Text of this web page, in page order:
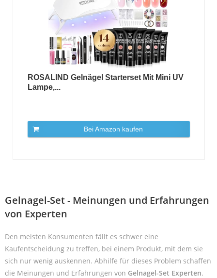
ROSALIND Gelnägel Starterset Mit Mini UV
Lampe,...
Bei Amazon kaufen
Gelnagel-Set - Meinungen und Erfahrungen
von Experten
Den meisten Konsumenten fällt es schwer eine
Kaufentscheidung zu treffen, bei einem Produkt, mit dem sie
sich nur wenig auskennen. Abhilfe für dieses Problem schaffen
die Meinungen und Erfahrungen von Gelnagel-Set Experten.